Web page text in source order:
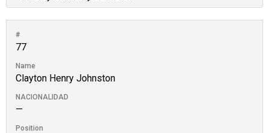
#
77
Name
Clayton Henry Johnston
NACIONALIDAD
—
Position